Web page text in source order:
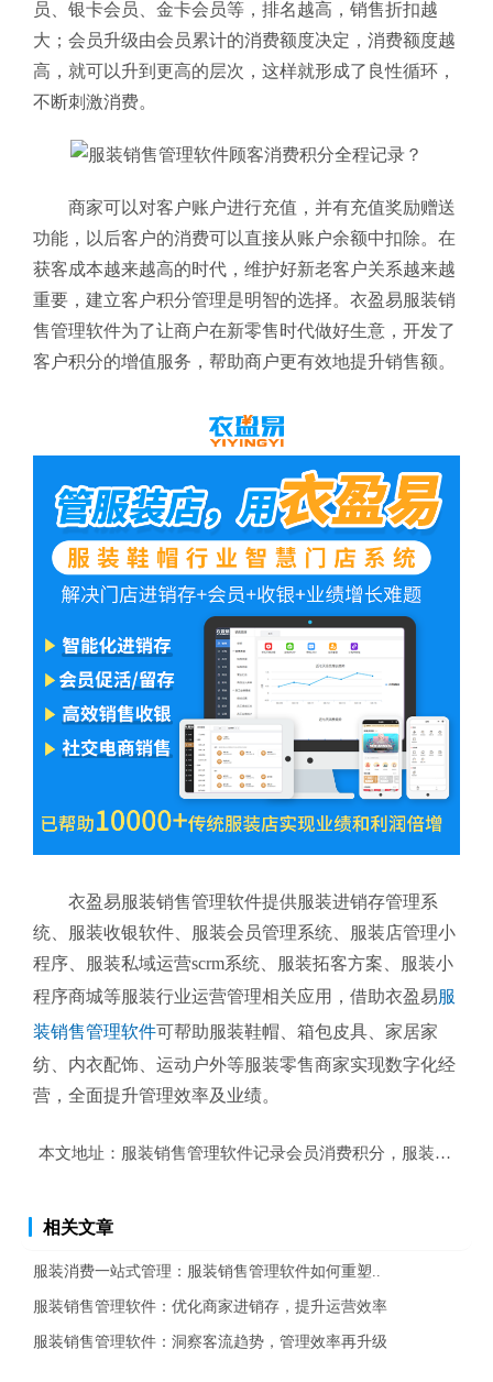
员、银卡会员、金卡会员等，排名越高，销售折扣越
大；会员升级由会员累计的消费额度决定，消费额度越
高，就可以升到更高的层次，这样就形成了良性循环，
不断刺激消费。
商家可以对客户账户进行充值，并有充值奖励赠送
功能，以后客户的消费可以直接从账户余额中扣除。在
获客成本越来越高的时代，维护好新老客户关系越来越
重要，建立客户积分管理是明智的选择。衣盈易服装销
售管理软件为了让商户在新零售时代做好生意，开发了
客户积分的增值服务，帮助商户更有效地提升销售额。
衣盈易服装销售管理软件提供服装进销存管理系
统、服装收银软件、服装会员管理系统、服装店管理小
程序、服装私域运营scrm系统、服装拓客方案、服装小
程序商城等服装行业运营管理相关应用，借助衣盈易服
装销售管理软件可帮助服装鞋帽、箱包皮具、家居家
纺、内衣配饰、运动户外等服装零售商家实现数字化经
营，全面提升管理效率及业绩。
本文地址： 服装销售管理软件记录会员消费积分，服装销售管
相关文章
服装消费一站式管理：服装销售管理软件如何重塑..
服装销售管理软件：优化商家进销存，提升运营效率
服装销售管理软件：洞察客流趋势，管理效率再升级